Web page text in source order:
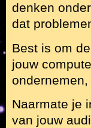
denken
dat
Best is om
jouw
Naarmate je
van jouw